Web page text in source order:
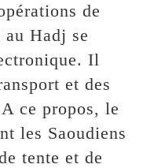
de
Hadj se
Il
et des
ce propos, le
les Saoudiens
tente et de